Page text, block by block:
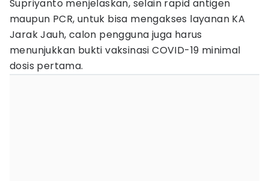
Supriyanto menjelaskan, selain rapid antigen
maupun PCR, untuk bisa mengakses layanan KA
Jarak Jauh, calon pengguna juga harus
menunjukkan bukti vaksinasi COVID-19 minimal
dosis pertama.